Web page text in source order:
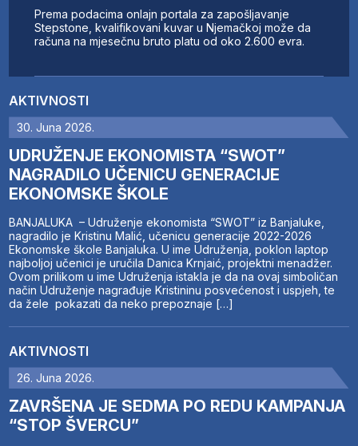
AKTIVNOSTI
30. Juna 2026.
UDRUŽENJE EKONOMISTA “SWOT”
NAGRADILO UČENICU GENERACIJE
EKONOMSKE ŠKOLE
BANJALUKA – Udruženje ekonomista “SWOT” iz Banjaluke,
nagradilo je Kristinu Malić, učenicu generacije 2022-2026
Ekonomske škole Banjaluka. U ime Udruženja, poklon laptop
najboljoj učenici je uručila Danica Krnjaić, projektni menadžer.
Ovom prilikom u ime Udruženja istakla je da na ovaj simboličan
način Udruženje nagrađuje Kristininu posvećenost i uspjeh, te
da žele pokazati da neko prepoznaje […]
AKTIVNOSTI
26. Juna 2026.
ZAVRŠENA JE SEDMA PO REDU KAMPANJA
“STOP ŠVERCU”
Prema podacima onlajn portala za zapošljavanje
Stepstone, kvalifikovani kuvar u Njemačkoj može da
računa na mjesečnu bruto platu od oko 2.600 evra.